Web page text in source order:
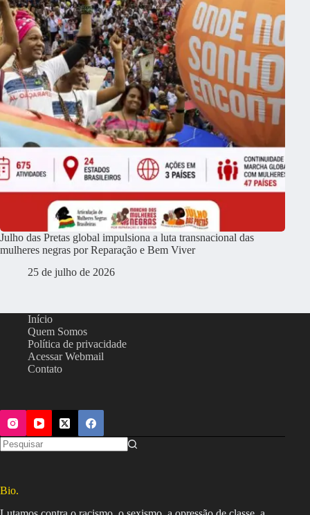
Julho das Pretas global impulsiona a luta transnacional das
mulheres negras por Reparação e Bem Viver
25 de julho de 2026
Início
Quem Somos
Política de privacidade
Acessar Webmail
Contato
Bio.